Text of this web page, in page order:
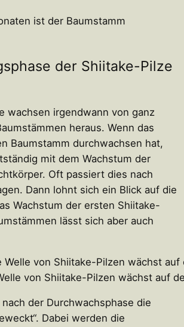
ist der Baumstamm
der Shiitake-Pilze
wachsen irgendwann von ganz
heraus. Wenn das
Baumstamm durchwachsen hat,
mit dem Wachstum der
Oft passiert dies nach
Dann lohnt sich ein Blick auf die
Wachstum der ersten Shiitake-
lässt sich aber auch
von Shiitake-Pilzen wächst auf
der Durchwachsphase die
Dabei werden die